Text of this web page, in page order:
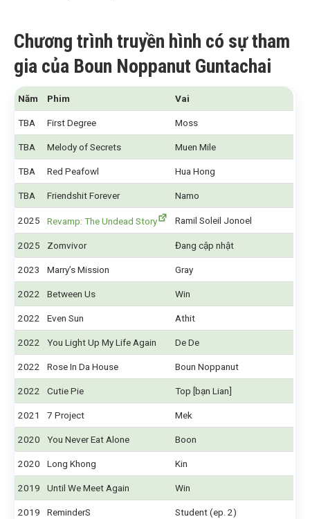
Chương trình truyền hình có sự tham
gia của Boun Noppanut Guntachai
Năm Phim Vai
TBA First Degree Moss
TBA Melody of Secrets Muen Mile
TBA Red Peafowl Hua Hong
TBA Friendshit Forever Namo
2025 Revamp: The Undead Story Ramil Soleil Jonoel
2025 Zomvivor Đang cập nhật
2023 Marry’s Mission Gray
2022 Between Us Win
2022 Even Sun Athit
2022 You Light Up My Life Again De De
2022 Rose In Da House Boun Noppanut
2022 Cutie Pie Top [bạn Lian]
2021 7 Project Mek
2020 You Never Eat Alone Boon
2020 Long Khong Kin
2019 Until We Meet Again Win
2019 ReminderS Student (ep. 2)